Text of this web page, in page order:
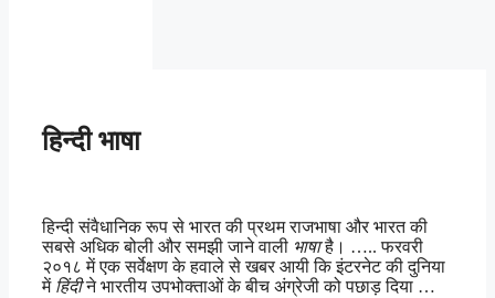
हिन्दी भाषा
हिन्दी संवैधानिक रूप से भारत की प्रथम राजभाषा और भारत की
सबसे अधिक बोली और समझी जाने वाली भाषाहै। ….. फरवरी
२०१८ में एक सर्वेक्षण के हवाले से खबर आयी कि इंटरनेट की दुनिया
में हिंदीने भारतीय उपभोक्ताओं के बीच अंग्रेजी को पछाड़ दिया …